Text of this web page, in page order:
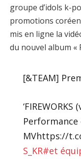
groupe d’idols k-
promotions
mis en ligne la
du nouvel album «
[&TEAM]
MVhttps://
S_KR#et